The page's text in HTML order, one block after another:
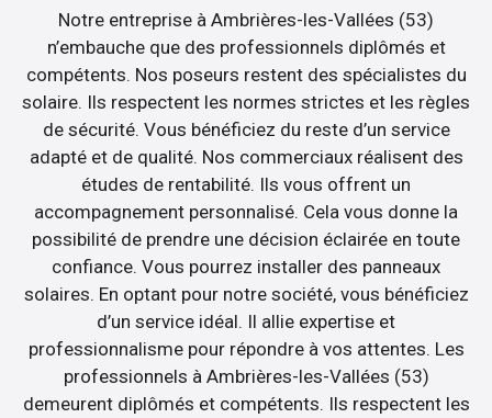
Notre entreprise à Ambrières-les-Vallées (53)
n’embauche que des professionnels diplômés et
compétents. Nos poseurs restent des spécialistes du
solaire. Ils respectent les normes strictes et les règles
de sécurité. Vous bénéficiez du reste d’un service
adapté et de qualité. Nos commerciaux réalisent des
études de rentabilité. Ils vous offrent un
accompagnement personnalisé. Cela vous donne la
possibilité de prendre une décision éclairée en toute
confiance. Vous pourrez installer des panneaux
solaires. En optant pour notre société, vous bénéficiez
d’un service idéal. Il allie expertise et
professionnalisme pour répondre à vos attentes. Les
professionnels à Ambrières-les-Vallées (53)
demeurent diplômés et compétents. Ils respectent les